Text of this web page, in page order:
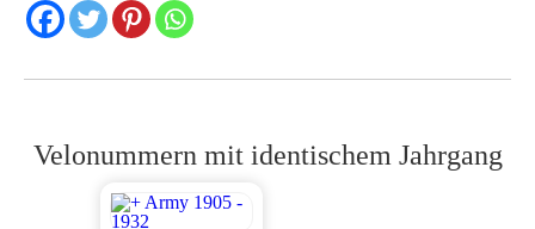
Velonummern mit identischem Jahrgang